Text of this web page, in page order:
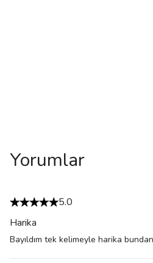
Yorumlar
5.0
Harika
Bayıldım tek kelimeyle harika